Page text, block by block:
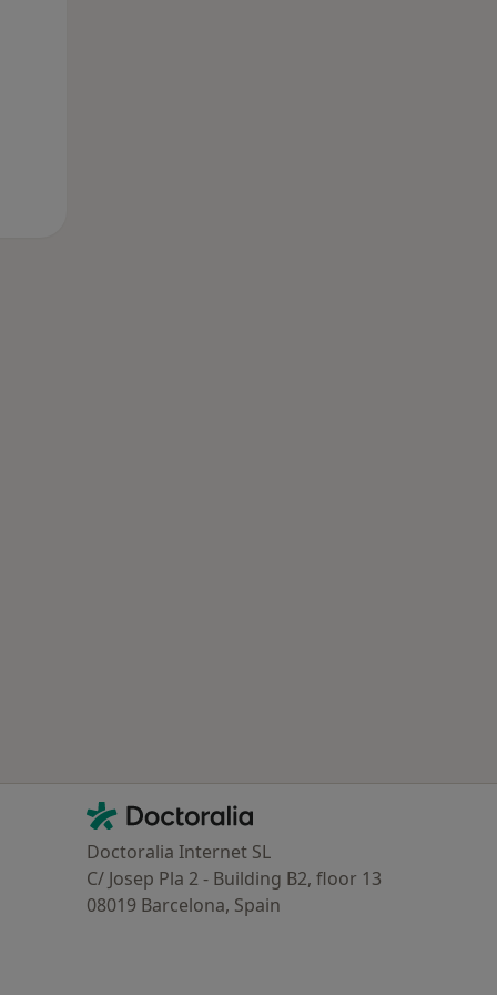
Contacto
Doctoralia - Homepage
Doctoralia Internet SL
C/ Josep Pla 2 - Building B2, floor 13
08019 Barcelona, Spain